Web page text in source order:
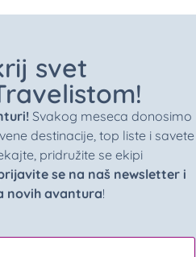
svet
Svakog meseca donosimo
destinacije, top liste i savete
pridružite se ekipi
se na naš newsletter i
novih avantura!